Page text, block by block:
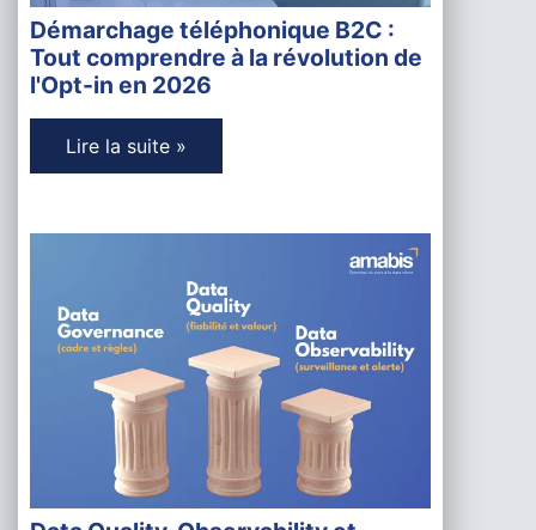
Démarchage téléphonique B2C :
Tout comprendre à la révolution de
l'Opt-in en 2026
Lire la suite »